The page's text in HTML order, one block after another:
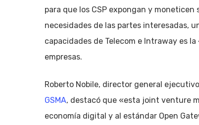
para que los CSP expongan y
necesidades de las partes interesadas,
capacidades de Telecom e Intraway es
empresas.
Roberto Nobile, director general
GSMA, destacó que «esta joint venture
economía digital y al estándar Open